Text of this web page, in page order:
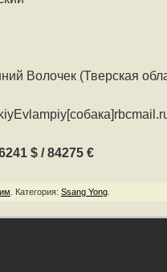
Волочек (Тверская
$ / 84275 €
Категория: Ssang Yong